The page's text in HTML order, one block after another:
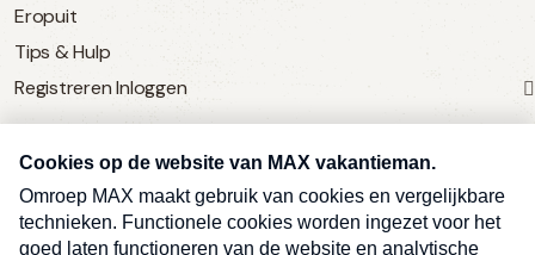
Eropuit
Tips & Hulp
Registreren Inloggen
SERVICE
Over Omroep MAX
MAX Vandaag